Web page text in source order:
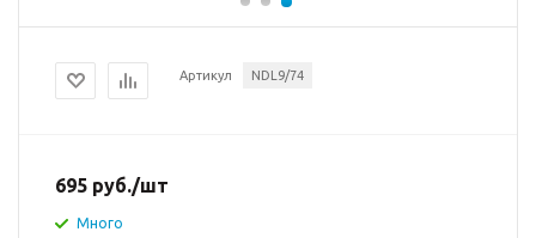
Артикул NDL9/74
695 руб./шт
Много